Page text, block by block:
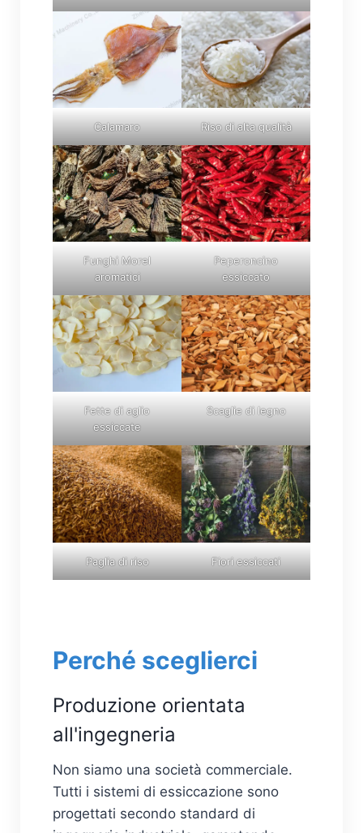
Calamaro Riso di alta qualità
Funghi Morel
aromatici
Peperoncino
essiccato
Fette di aglio
essiccate
Scaglie di legno
Paglia di riso Fiori essiccati
Perché sceglierci
Produzione orientata
all'ingegneria
Non siamo una società commerciale.
Tutti i sistemi di essiccazione sono
progettati secondo standard di